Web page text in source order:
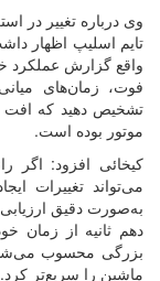
وی درباره تغییر در
تایم اسلیپ اظهار
فوت، زمان‌های
تشخیص دهید که افت
موتور بوده است.
کیخائی افزود: اگر
می‌تواند تغییرات
به‌صورت دقیق
دهم ثانیه از زمان
بزرگی محسوب
ماشین را سریع‌تر کرد.